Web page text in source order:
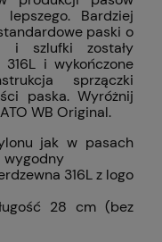
Bardziej
paski o
i szlufki zostały
i wykończone
sprzączki
paska. Wyróżnij
WB Original.
jak w pasach
wygodny
316L z logo
28 cm (bez